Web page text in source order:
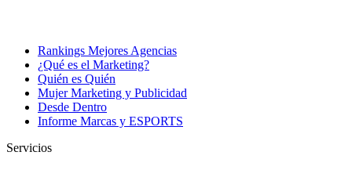
Rankings Mejores Agencias
¿Qué es el Marketing?
Quién es Quién
Mujer Marketing y Publicidad
Desde Dentro
Informe Marcas y ESPORTS
Servicios